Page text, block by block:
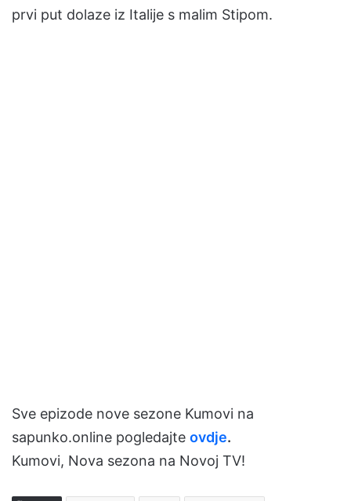
prvi put dolaze iz Italije s malim Stipom.
Sve epizode nove sezone Kumovi na
sapunko.online pogledajte ovdje.
Kumovi, Nova sezona na Novoj TV!